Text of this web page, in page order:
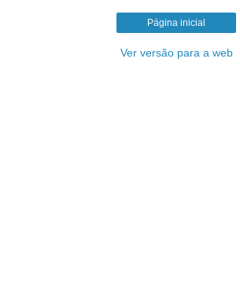
Página inicial
Ver versão para a web